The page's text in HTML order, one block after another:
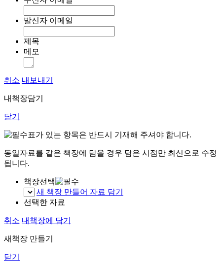
발신자 이메일
제목
메모
취소 내보내기
내책장담기
닫기
표가 있는 항목은 반드시 기재해 주셔야 합니다.
동일자료를 같은 책장에 담을 경우 담은 시점만 최신으로 수정
됩니다.
책장선택
새 책장 만들어 자료 담기
선택한 자료
취소 내책장에 담기
새책장 만들기
닫기